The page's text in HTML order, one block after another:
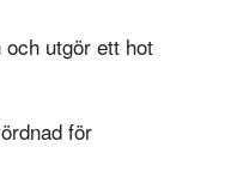
utgör ett hot
för